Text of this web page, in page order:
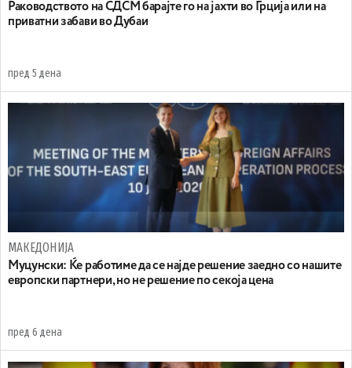
Раководството на СДСМ барајте го на јахти во Грција или на
приватни забави во Дубаи
пред 5 дена
МАКЕДОНИЈА
Муцунски: Ќе работиме да се најде решение заедно со нашите
европски партнери, но не решение по секоја цена
пред 6 дена